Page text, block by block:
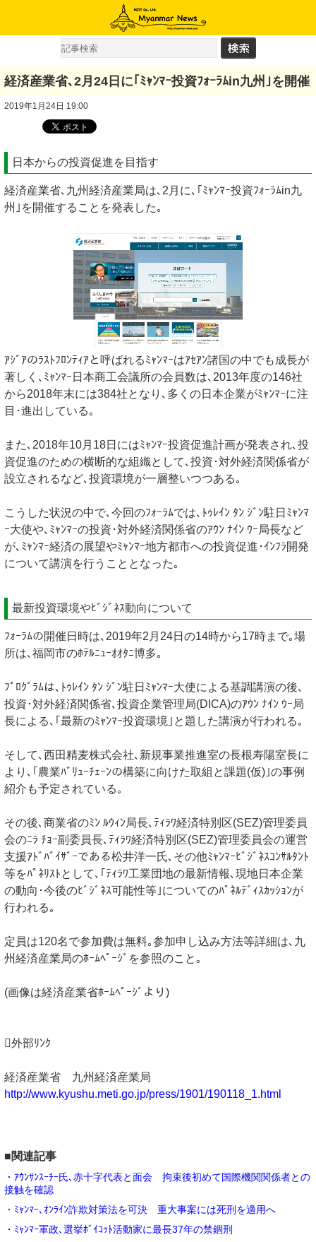
経済産業省､2月24日に｢ﾐｬﾝﾏｰ投資ﾌｫｰﾗﾑin九州｣を開催
2019年1月24日 19:00
日本からの投資促進を目指す
経済産業省､九州経済産業局は､2月に､｢ﾐｬﾝﾏｰ投資ﾌｫｰﾗﾑin九
州｣を開催することを発表した｡
ｱｼﾞｱのﾗｽﾄﾌﾛﾝﾃｨｱと呼ばれるﾐｬﾝﾏｰはｱｾｱﾝ諸国の中でも成長が
著しく､ﾐｬﾝﾏｰ日本商工会議所の会員数は､2013年度の146社
から2018年末には384社となり､多くの日本企業がﾐｬﾝﾏｰに注
目･進出している｡
また､2018年10月18日にはﾐｬﾝﾏｰ投資促進計画が発表され､投
資促進のための横断的な組織として､投資･対外経済関係省が
設立されるなど､投資環境が一層整いつつある｡
こうした状況の中で､今回のﾌｫｰﾗﾑでは､ﾄｩﾚｲﾝ ﾀﾝ ｼﾞﾝ駐日ﾐｬﾝﾏ
ｰ大使や､ﾐｬﾝﾏｰの投資･対外経済関係省のｱｳﾝ ﾅｲﾝ ｳｰ局長など
が､ﾐｬﾝﾏｰ経済の展望やﾐｬﾝﾏｰ地方都市への投資促進･ｲﾝﾌﾗ開発
について講演を行うこととなった｡
最新投資環境やﾋﾞｼﾞﾈｽ動向について
ﾌｫｰﾗﾑの開催日時は､2019年2月24日の14時から17時まで｡場
所は､福岡市のﾎﾃﾙﾆｭｰｵｵﾀﾆ博多｡
ﾌﾟﾛｸﾞﾗﾑは､ﾄｩﾚｲﾝ ﾀﾝ ｼﾞﾝ駐日ﾐｬﾝﾏｰ大使による基調講演の後､
投資･対外経済関係省､投資企業管理局(DICA)のｱｳﾝ ﾅｲﾝ ｳｰ局
長による､｢最新のﾐｬﾝﾏｰ投資環境｣と題した講演が行われる｡
そして､西田精麦株式会社､新規事業推進室の長根寿陽室長に
より､｢農業ﾊﾞﾘｭｰﾁｪｰﾝの構築に向けた取組と課題(仮)｣の事例
紹介も予定されている｡
その後､商業省のﾐﾝ ﾙｳｨﾝ局長､ﾃｨﾗﾜ経済特別区(SEZ)管理委員
会のﾆﾗ ﾁｮｰ副委員長､ﾃｨﾗﾜ経済特別区(SEZ)管理委員会の運営
支援ｱﾄﾞﾊﾞｲｻﾞｰである松井洋一氏､その他ﾐｬﾝﾏｰﾋﾞｼﾞﾈｽｺﾝｻﾙﾀﾝﾄ
等をﾊﾟﾈﾘｽﾄとして､｢ﾃｨﾗﾜ工業団地の最新情報､現地日本企業
の動向･今後のﾋﾞｼﾞﾈｽ可能性等｣についてのﾊﾟﾈﾙﾃﾞｨｽｶｯｼｮﾝが
行われる｡
定員は120名で参加費は無料｡参加申し込み方法等詳細は､九
州経済産業局のﾎｰﾑﾍﾟｰｼﾞを参照のこと｡
(画像は経済産業省ﾎｰﾑﾍﾟｰｼﾞより)
外部ﾘﾝｸ
経済産業省 九州経済産業局
http://www.kyushu.meti.go.jp/press/1901/190118_1.html
■関連記事
・ｱｳﾝｻﾝｽｰﾁｰ氏､赤十字代表と面会 拘束後初めて国際機関関係者との
接触を確認
・ﾐｬﾝﾏｰ､ｵﾝﾗｲﾝ詐欺対策法を可決 重大事案には死刑を適用へ
・ﾐｬﾝﾏｰ軍政､選挙ﾎﾞｲｺｯﾄ活動家に最長37年の禁錮刑